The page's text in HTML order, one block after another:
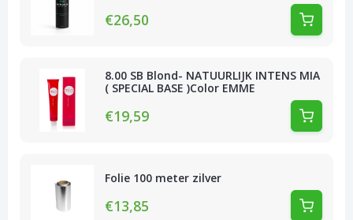
€26,50
8.00 SB Blond- NATUURLIJK INTENS MIA
( SPECIAL BASE )Color EMME
€19,59
Folie 100 meter zilver
€13,85